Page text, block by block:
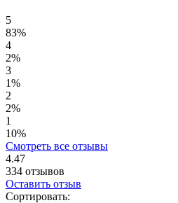
5
83%
4
2%
3
1%
2
2%
1
10%
Смотреть все отзывы
4.47
334 отзывов
Оставить отзыв
Сортировать: